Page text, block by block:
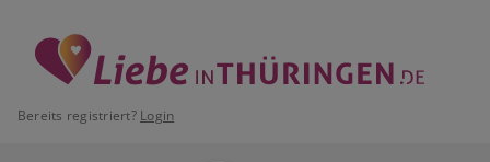
Bereits registriert? Login